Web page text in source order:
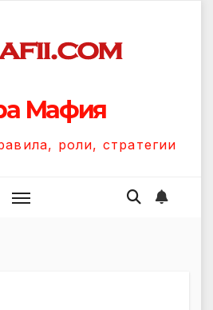
Мафия
роли, стратегии